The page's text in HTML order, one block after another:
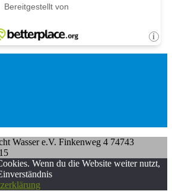
Wasser e.V. Finkenweg 4 74743
Wenn du die Website weiter nutzt,